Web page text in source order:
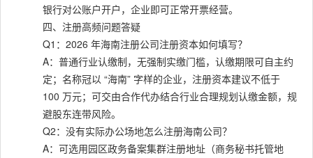
银行对公账户开户，企业即可正常开票经营。
四、注册高频问题答疑
Q1：2026 年海南注册公司注册资本如何填写？
A：普通行业认缴制，无强制实缴门槛，认缴期限可自主约
定；名称冠以 “海南” 字样的企业，注册资本建议不低于
100 万元；可交由合作代办结合行业合理规划认缴金额，规
避股东连带风险。
Q2：没有实际办公场地怎么注册海南公司？
A：可选用园区政务备案集群注册地址（商务秘书托管地